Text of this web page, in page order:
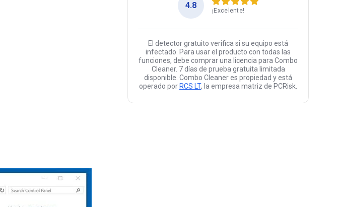
4.8
¡Excelente!
El detector gratuito verifica si su equipo está
infectado. Para usar el producto con todas las
funciones, debe comprar una licencia para Combo
Cleaner. 7 días de prueba gratuita limitada
disponible. Combo Cleaner es propiedad y está
operado por RCS LT, la empresa matriz de PCRisk.